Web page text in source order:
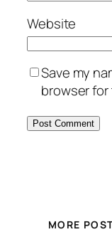
Website
Save my
browser
MORE